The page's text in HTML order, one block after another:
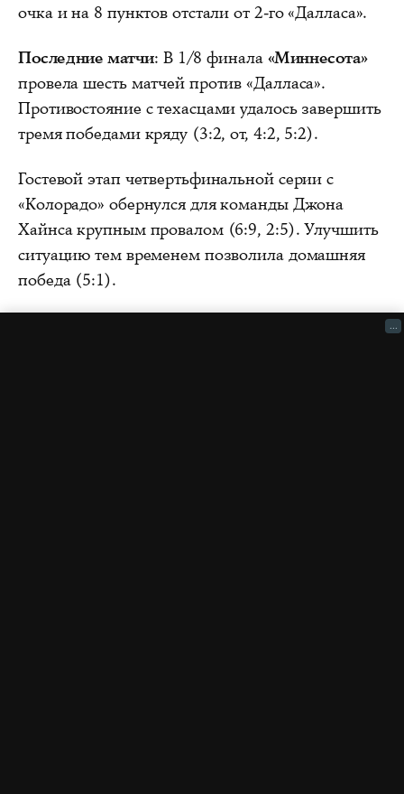
очка и на 8 пунктов отстали от 2-го «Далласа».
Последние матчи: В 1/8 финала «Миннесота»
провела шесть матчей против «Далласа».
Противостояние с техасцами удалось завершить
тремя победами кряду (3:2, от, 4:2, 5:2).
Гостевой этап четвертьфинальной серии с
«Колорадо» обернулся для команды Джона
Хайнса крупным провалом (6:9, 2:5). Улучшить
ситуацию тем временем позволила домашняя
победа (5:1).
...